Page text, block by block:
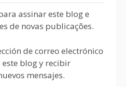
assinar este blog e
de novas publicações.
de correo electrónico
blog y recibir
mensajes.